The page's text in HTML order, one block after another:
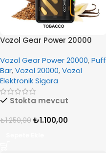
Vozol Gear Power 20000
Vozol Gear Power 20000,Puff
Bar,Vozol 20000,Vozol
Elektronik Sigara
Stokta mevcut
₺1.250,00 ₺1.100,00